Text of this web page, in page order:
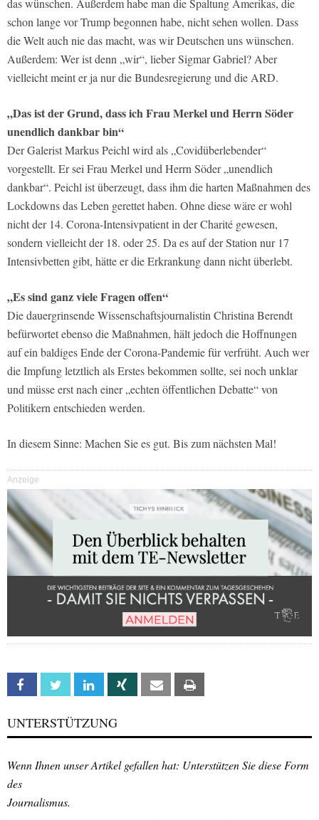
das wünschen. Außerdem habe man die Spaltung Amerikas, die
schon lange vor Trump begonnen habe, nicht sehen wollen. Dass
die Welt auch nie das macht, was wir Deutschen uns wünschen.
Außerdem: Wer ist denn „wir“, lieber Sigmar Gabriel? Aber
vielleicht meint er ja nur die Bundesregierung und die ARD.
„Das ist der Grund, dass ich Frau Merkel und Herrn Söder
unendlich dankbar bin“
Der Galerist Markus Peichl wird als „Covidüberlebender“
vorgestellt. Er sei Frau Merkel und Herrn Söder „unendlich
dankbar“. Peichl ist überzeugt, dass ihm die harten Maßnahmen des
Lockdowns das Leben gerettet haben. Ohne diese wäre er wohl
nicht der 14. Corona-Intensivpatient in der Charité gewesen,
sondern vielleicht der 18. oder 25. Da es auf der Station nur 17
Intensivbetten gibt, hätte er die Erkrankung dann nicht überlebt.
„Es sind ganz viele Fragen offen“
Die dauergrinsende Wissenschaftsjournalistin Christina Berendt
befürwortet ebenso die Maßnahmen, hält jedoch die Hoffnungen
auf ein baldiges Ende der Corona-Pandemie für verfrüht. Auch wer
die Impfung letztlich als Erstes bekommen sollte, sei noch unklar
und müsse erst nach einer „echten öffentlichen Debatte“ von
Politikern entschieden werden.
In diesem Sinne: Machen Sie es gut. Bis zum nächsten Mal!
Anzeige
Facebook Twitter Linkedin Xing Email
UNTERSTÜTZUNG
Wenn Ihnen unser Artikel gefallen hat: Unterstützen Sie diese Form
des
Journalismus.